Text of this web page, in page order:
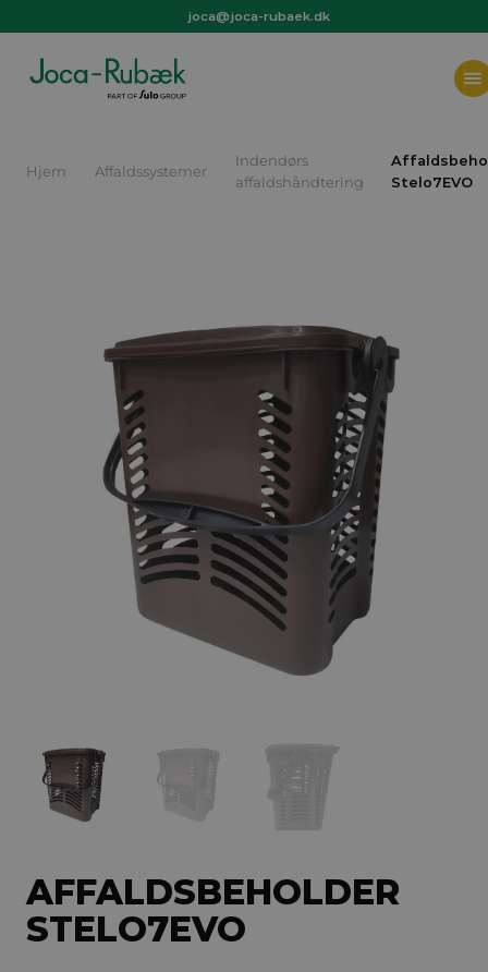
joca@joca-rubaek.dk
Hjem Affaldssystemer
Indendørs
affaldshåndtering
Stelo7EVO
AFFALDSBEHOLDER
STELO7EVO